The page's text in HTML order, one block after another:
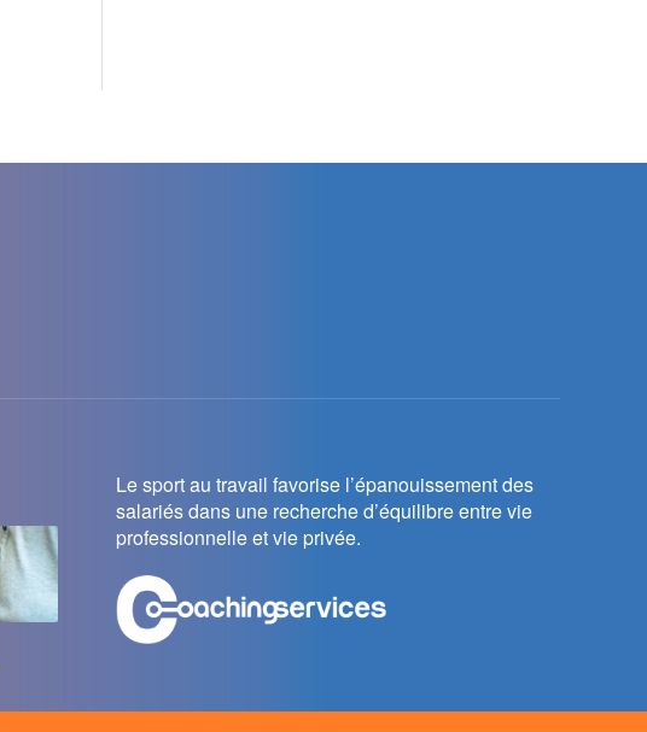
Le sport au travail favorise l’épanouissement des
salariés dans une recherche d’équilibre entre vie
professionnelle et vie privée.